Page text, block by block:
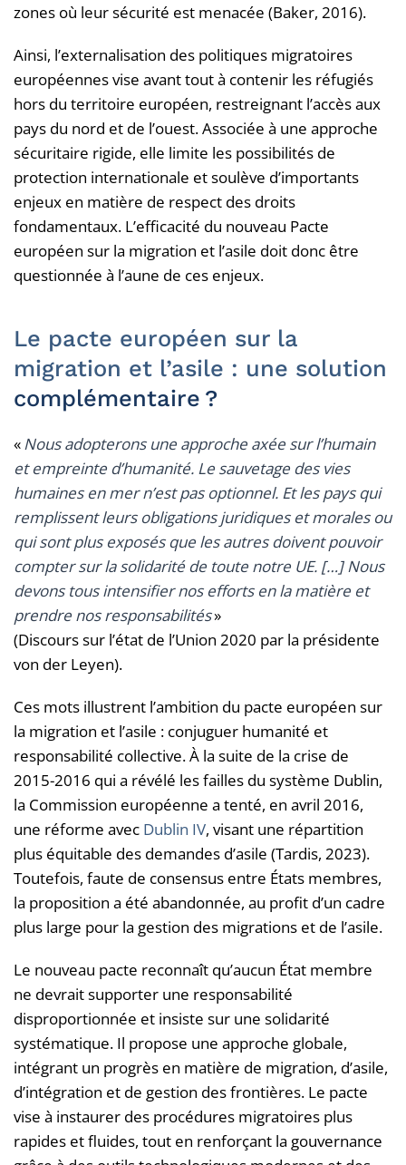
zones où leur sécurité est menacée (Baker, 2016).
Ainsi, l’externalisation des politiques migratoires
européennes vise avant tout à contenir les réfugiés
hors du territoire européen, restreignant l’accès aux
pays du nord et de l’ouest. Associée à une approche
sécuritaire rigide, elle limite les possibilités de
protection internationale et soulève d’importants
enjeux en matière de respect des droits
fondamentaux. L’efficacité du nouveau Pacte
européen sur la migration et l’asile doit donc être
questionnée à l’aune de ces enjeux.
Le pacte européen sur la
migration et l’asile : une solution
complémentaire ?
«Nous adopterons une approche axée sur l’humain
et empreinte d’humanité. Le sauvetage des vies
humaines en mer n’est pas optionnel. Et les pays qui
remplissent leurs obligations juridiques et morales ou
qui sont plus exposés que les autres doivent pouvoir
compter sur la solidarité de toute notre UE. […] Nous
devons tous intensifier nos efforts en la matière et
prendre nos responsabilités»
(Discours sur l’état de l’Union 2020 par la présidente
von der Leyen).
Ces mots illustrent l’ambition du pacte européen sur
la migration et l’asile : conjuguer humanité et
responsabilité collective. À la suite de la crise de
2015-2016 qui a révélé les failles du système Dublin,
la Commission européenne a tenté, en avril 2016,
une réforme avec Dublin IV, visant une répartition
plus équitable des demandes d’asile (Tardis, 2023).
Toutefois, faute de consensus entre États membres,
la proposition a été abandonnée, au profit d’un cadre
plus large pour la gestion des migrations et de l’asile.
Le nouveau pacte reconnaît qu’aucun État membre
ne devrait supporter une responsabilité
disproportionnée et insiste sur une solidarité
systématique. Il propose une approche globale,
intégrant un progrès en matière de migration, d’asile,
d’intégration et de gestion des frontières. Le pacte
vise à instaurer des procédures migratoires plus
rapides et fluides, tout en renforçant la gouvernance